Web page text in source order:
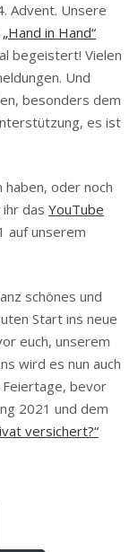
Advent. Unsere
„Hand in Hand“
begeistert! Vielen
Und
besonders dem
es ist
haben, oder noch
das YouTube
auf unserem
schönes und
Start ins neue
euch, unserem
wird es nun auch
bevor
2021 und dem
versichert?“